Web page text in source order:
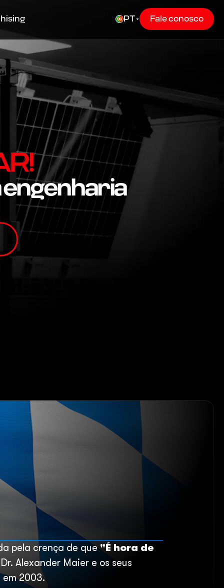
PT Fale conosco
pela crença de que"É hora de
Alexander Maier e os seus
em 2003.